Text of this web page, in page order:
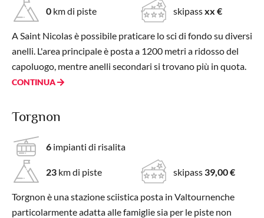
0 km di piste skipassxx €
A Saint Nicolas è possibile praticare lo sci di fondo su diversi
anelli. L'area principale è posta a 1200 metri a ridosso del
capoluogo, mentre anelli secondari si trovano più in quota.
CONTINUA
Torgnon
6 impianti di risalita
23 km di piste skipass 39,00 €
Torgnon è una stazione sciistica posta in Valtournenche
particolarmente adatta alle famiglie sia per le piste non